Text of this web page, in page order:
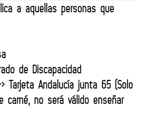
a aquellas personas que
de Discapacidad
Tarjeta Andalucía junta 65 (Solo
no será válido enseñar